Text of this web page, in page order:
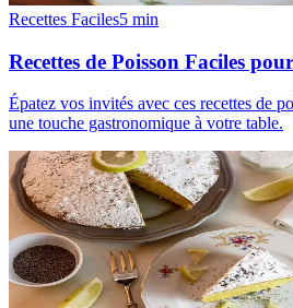
Recettes Faciles5 min
Recettes de Poisson Faciles
Épatez vos invités avec ces recettes de
une touche gastronomique à votre table.